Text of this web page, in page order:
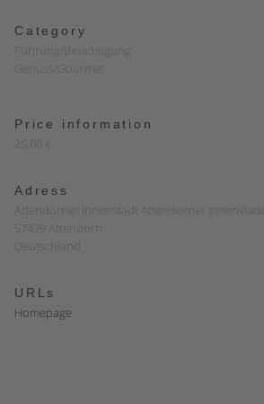
Category
Führung/Besichtigung
Genuss/Gourmet
Price information
25,00 €
Adress
Attendorner Innenstadt Attendorner Innenstadt
57439 Attendorn
Deutschland
URLs
Homepage